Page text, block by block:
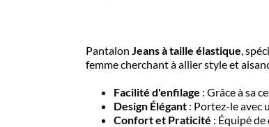
PantalonJeans à taille élastique,
femme cherchant à allier style et aisance.
Facilité d'enfilage: Grâce à sa
Design Élégant: Portez-le avec un
Confort et Praticité: Équipé de